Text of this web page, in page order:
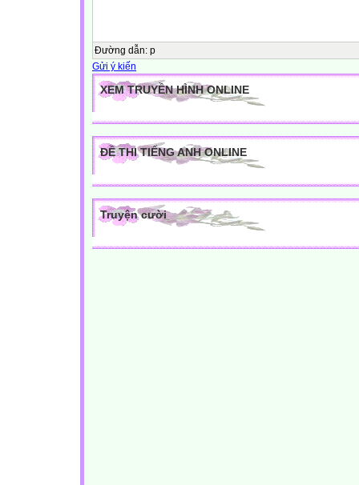
Đường dẫn: p
Gửi ý kiến
XEM TRUYỀN HÌNH ONLINE
ĐỀ THI TIẾNG ANH ONLINE
Truyện cười